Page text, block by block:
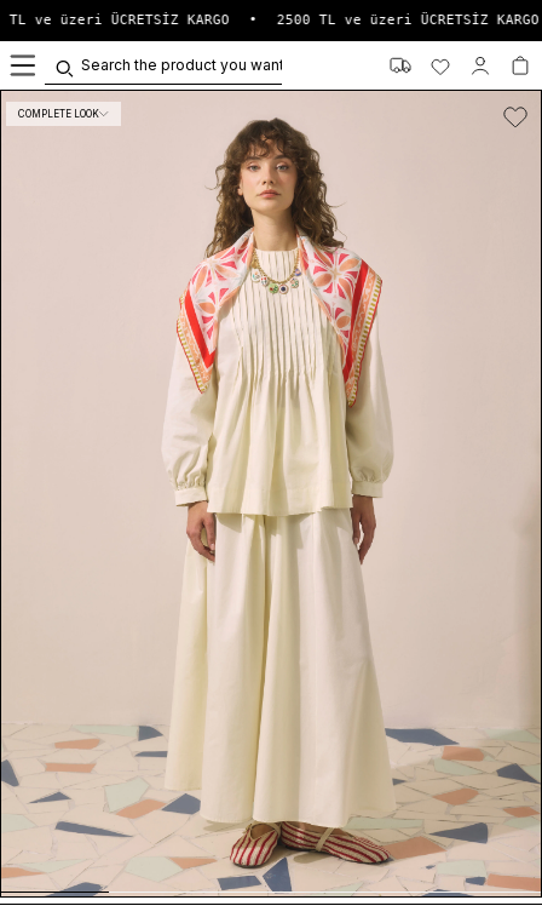
ve üzeri ÜCRETSİZ KARGO 2500 TL ve üzeri ÜCRETSİZ KARGO
COMPLETE LOOK